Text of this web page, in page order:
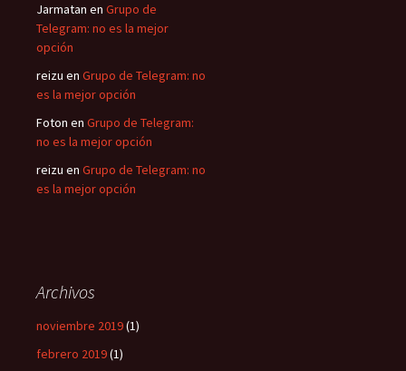
Jarmatan en Grupo de
Telegram: no es la mejor
opción
reizu en Grupo de Telegram: no
es la mejor opción
Foton en Grupo de Telegram:
no es la mejor opción
reizu en Grupo de Telegram: no
es la mejor opción
Archivos
noviembre 2019(1)
febrero 2019(1)